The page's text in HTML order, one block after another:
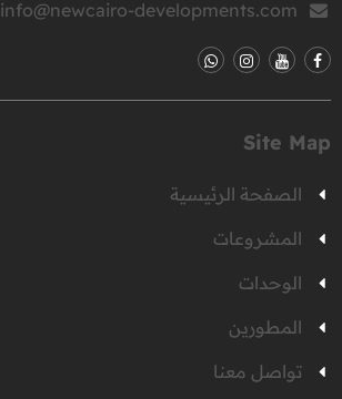
info@newcairo-developments.com
Site Map
الصفحة الرئيسية
المشروعات
الوحدات
المطورين
تواصل معنا